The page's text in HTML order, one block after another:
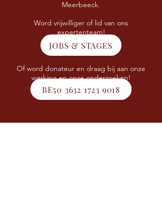
Meerbeeck.
Word vrijwilliger of lid van ons
expertenteam!
Of word donateur en draag bij aan onze
werking en onze onderzoeken!
JOBS & STAGES
BE50 3632 1723 9018